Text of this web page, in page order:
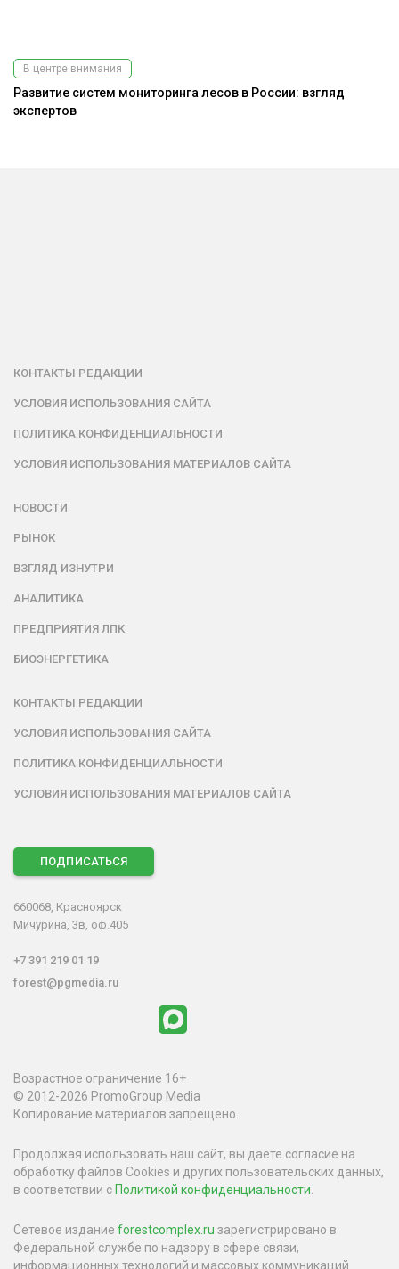
В центре внимания
Развитие систем мониторинга лесов в России: взгляд
экспертов
КОНТАКТЫ РЕДАКЦИИ
УСЛОВИЯ ИСПОЛЬЗОВАНИЯ САЙТА
ПОЛИТИКА КОНФИДЕНЦИАЛЬНОСТИ
УСЛОВИЯ ИСПОЛЬЗОВАНИЯ МАТЕРИАЛОВ САЙТА
НОВОСТИ
РЫНОК
ВЗГЛЯД ИЗНУТРИ
АНАЛИТИКА
ПРЕДПРИЯТИЯ ЛПК
БИОЭНЕРГЕТИКА
КОНТАКТЫ РЕДАКЦИИ
УСЛОВИЯ ИСПОЛЬЗОВАНИЯ САЙТА
ПОЛИТИКА КОНФИДЕНЦИАЛЬНОСТИ
УСЛОВИЯ ИСПОЛЬЗОВАНИЯ МАТЕРИАЛОВ САЙТА
ПОДПИСАТЬСЯ
660068, Красноярск
Мичурина, 3в, оф.405
+7 391 219 01 19
forest@pgmedia.ru
Возрастное ограничение 16+
© 2012-2026 PromoGroup Media
Копирование материалов запрещено.
Продолжая использовать наш сайт, вы даете согласие на
обработку файлов Cookies и других пользовательских данных,
в соответствии с Политикой конфиденциальности
Сетевое издание forestcomplex.ru зарегистрировано в
Федеральной службе по надзору в сфере связи,
информационных технологий и массовых коммуникаций